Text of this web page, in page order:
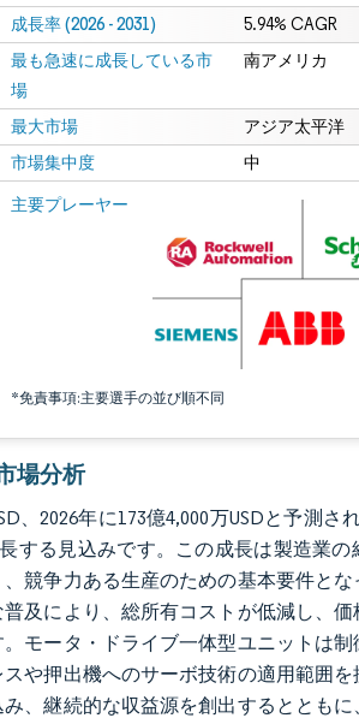
成長率 (2026 - 2031) 5.94% CAGR
最も急速に成長している市
場
南アメリカ
最大市場 アジア太平洋
市場集中度 中
主要プレーヤー
*免責事項:主要選手の並び順不同
画像 © Mordor Intelligence。再利用にはCC BY 4.0の表
の表示が必要です。
場分析
2026年に173億4,000万USDと予測さ
する見込みです。この成長は製造業
競争力ある生産のための基本要件と
及により、総所有コストが低減し、
モータ・ドライブ一体型ユニットは
や押出機へのサーボ技術の適用範囲
、継続的な収益源を創出するととも